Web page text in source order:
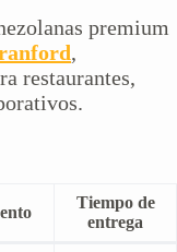
premium
,
restaurantes,
Tiempo de
entrega